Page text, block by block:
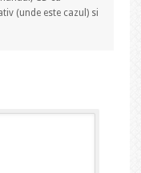
(unde este cazul) si